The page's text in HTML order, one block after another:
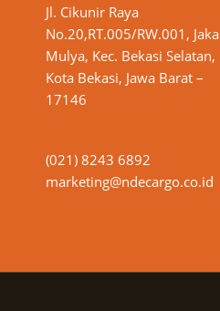
Jl. Cikunir Raya
No.20,RT.005/RW.001, Jaka
Mulya, Kec. Bekasi Selatan,
Kota Bekasi, Jawa Barat –
17146
(021) 8243 6892
marketing@ndecargo.co.id